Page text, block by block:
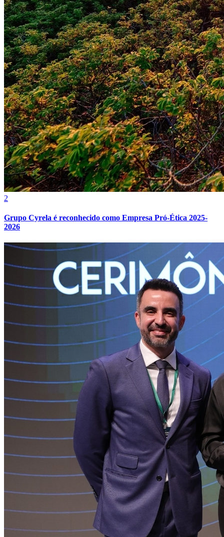
Atlético-MG
Cruzeiro
2
Grupo Cyrela é reconhecido como Empresa Pró-Ética 2025-
2026